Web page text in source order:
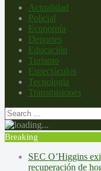
Actualidad
Policial
Economía
Deportes
Educación
Turismo
Espectáculos
Tecnología
Transmisiones
Breaking
SEC O’Higgins
recuperación de